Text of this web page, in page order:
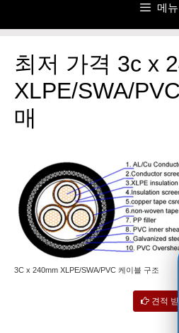
메뉴
최저 가격 3c x
XLPE/SWA/
매
3C x 240mm XLPE/SWA/PVC 케이블 구조
견적 받